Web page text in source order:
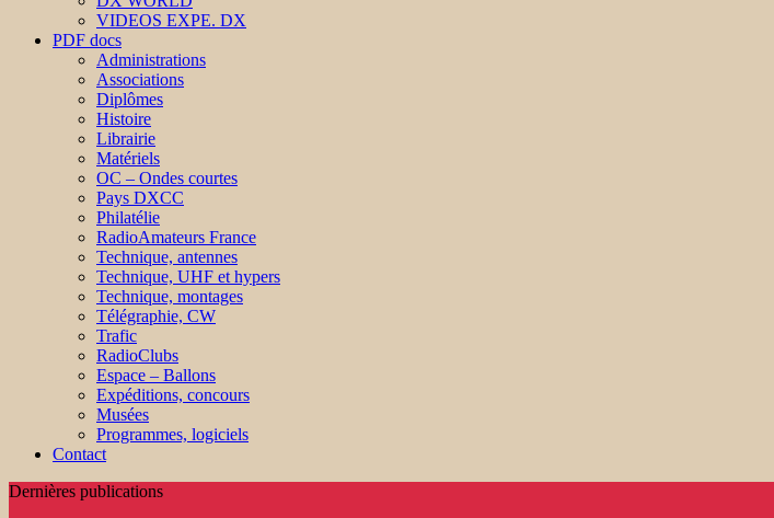
VIDEOS EXPE. DX
PDF docs
Administrations
Associations
Diplômes
Histoire
Librairie
Matériels
OC – Ondes courtes
Pays DXCC
Philatélie
RadioAmateurs France
Technique, antennes
Technique, UHF et hypers
Technique, montages
Télégraphie, CW
Trafic
RadioClubs
Espace – Ballons
Expéditions, concours
Musées
Programmes, logiciels
Contact
Dernières publications